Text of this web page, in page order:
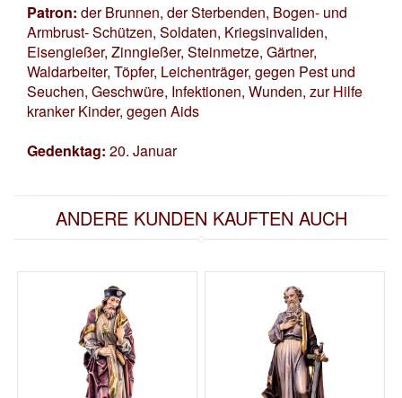
Patron: der Brunnen, der Sterbenden, Bogen- und
Armbrust- Schützen, Soldaten, Kriegsinvaliden,
Eisengießer, Zinngießer, Steinmetze, Gärtner,
Waldarbeiter, Töpfer, Leichenträger, gegen Pest und
Seuchen, Geschwüre, Infektionen, Wunden, zur Hilfe
kranker Kinder, gegen Aids
Gedenktag: 20. Januar
ANDERE KUNDEN KAUFTEN AUCH